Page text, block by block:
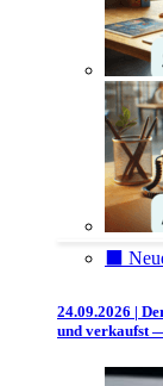
⬛️
24.09.2026 |
und verkaufst